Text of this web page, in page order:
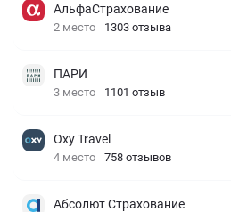
АльфаСтрахование
2 место 1303 отзыва
ПАРИ
3 место 1101 отзыв
Oxy Travel
4 место 758 отзывов
Абсолют Страхование